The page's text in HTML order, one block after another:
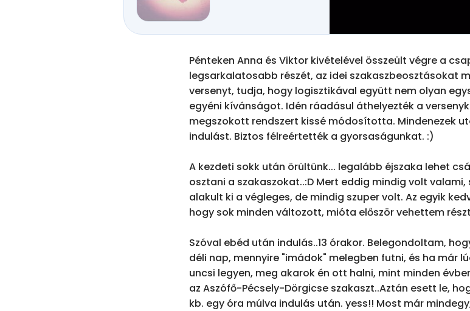
Pénteken Anna és Viktor kivételével összeült végre a
legsarkalatosabb részét, az idei szakaszbeosztásokat
versenyt, tudja, hogy logisztikával együtt nem olyan
egyéni kívánságot. Idén ráadásul áthelyezték a
megszokott rendszert kissé módosította. Mindenezek
indulást. Biztos félreértették a gyorsaságunkat. :)
A kezdeti sokk után örültünk... legalább éjszaka lehet
osztani a szakaszokat..:D Mert eddig mindig volt
alakult ki a végleges, de mindig szuper volt. Az egyik
hogy sok minden változott, mióta először vehettem
Szóval ebéd után indulás..13 órakor. Belegondoltam,
déli nap, mennyire "imádok" melegben futni, és ha már
uncsi legyen, meg akarok én ott halni, mint minden
az Aszófő-Pécsely-Dörgicse szakaszt..Aztán esett le,
kb. egy óra múlva indulás után. yess!! Most már